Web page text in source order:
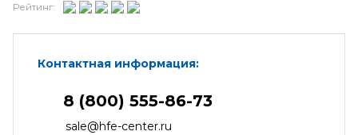
Рейтинг:
Контактная информация:
8 (800) 555-86-73
sale@hfe-center.ru